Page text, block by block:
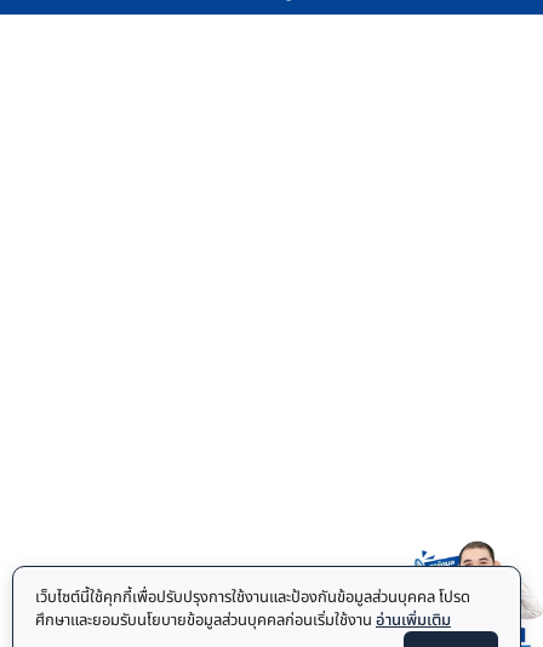
เว็บไซต์นี้ใช้คุกกี้เพื่อปรับปรุงการใช้งานและป้องกันข้อมูลส่วนบุคคล โปรด
ศึกษาและยอมรับนโยบายข้อมูลส่วนบุคคลก่อนเริ่มใช้งาน อ่านเพิ่มเติม